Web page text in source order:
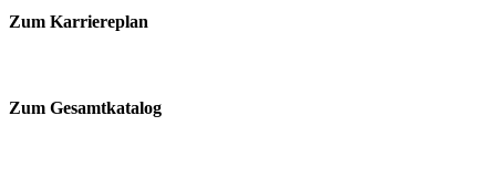
Zum Karriereplan
Zum Gesamtkatalog